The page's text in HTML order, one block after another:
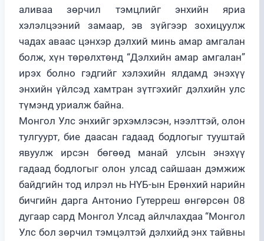
аливаа зөрчил тэмцлийг энхийн яриа
хэлэлцээний замаар, эв зүйгээр зохицуулж
чадах аваас цэнхэр дэлхий минь амар амгалан
болж, хүн төрөлхтөнд “Дэлхийн амар амгалан”
ирэх болно гэдгийг хэлэхийн ялдамд энэхүү
энхийн үйлсэд хамтран зүтгэхийг дэлхийн улс
түмэнд уриалж байна.
Монгол Улс энхийг эрхэмлэсэн, нээлттэй, олон
тулгуурт, бие даасан гадаад бодлогыг тууштай
явуулж ирсэн бөгөөд манай улсын энэхүү
гадаад бодлогыг олон улсад сайшаан дэмжиж
байдгийн тод илрэл нь НҮБ-ын Ерөнхий нарийн
бичгийн дарга Антонио Гутерреш өнгөрсөн 08
дугаар сард Монгол Улсад айлчлахдаа “Монгол
Улс бол зөрчил тэмцэлтэй дэлхийд энх тайвны